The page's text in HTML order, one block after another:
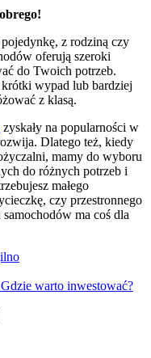
z rodziną czy
oferują szeroki
do Twoich potrzeb.
wypad lub bardziej
z klasą.
zyskały na popularności w
Dlatego też, kiedy
mamy do wyboru
do różnych potrzeb i
małego
czy przestronnego
ma coś dla
warto inwestować?